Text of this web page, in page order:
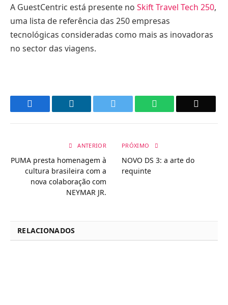
A GuestCentric está presente no Skift Travel Tech 250,
uma lista de referência das 250 empresas
tecnológicas consideradas como mais as inovadoras
no sector das viagens.
WhatsApp
ANTERIOR
PUMA presta homenagem à
cultura brasileira com a
nova colaboração com
NEYMAR JR.
PRÓXIMO
NOVO DS 3: a arte do
requinte
RELACIONADOS